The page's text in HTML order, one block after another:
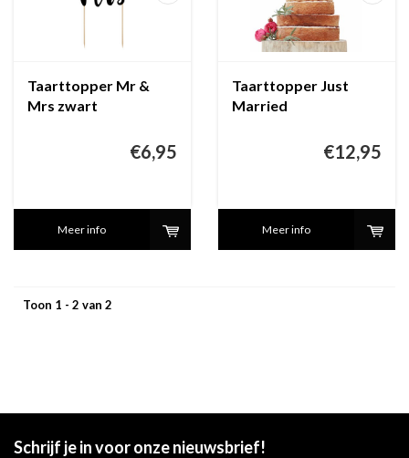
Taarttopper Mr &
Mrs zwart
€6,95
Meer info
Taarttopper Just
Married
€12,95
Meer info
Toon 1 - 2 van 2
Schrijf je in voor onze nieuwsbrief!